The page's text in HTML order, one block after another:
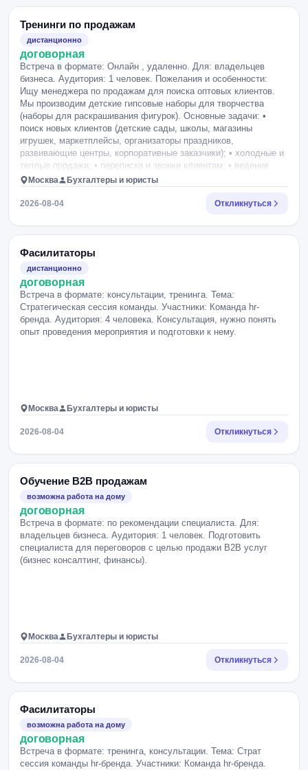
подготовиться к собеседованиям. Хочу научиться уверенно
рассказывать о себе, отвечать на сложные вопросы,
интервьюером. Глобальный результат: чтобы уверенная, ясная
и убедительная коммуникация стала моим естественным
навыком. Мне важно перестать испытывать постоянное
внутреннее напряжение во время разговора и ощущение, что
меня “разоблачают” из-за того, как я говорю.
Тренинги по продажам
дистанционно
договорная
Встреча в формате: Онлайн , удаленно. Для: владельцев
бизнеса. Аудитория: 1 человек. Пожелания и особенности:
Ищу менеджера по продажам для поиска оптовых клиентов.
Мы производим детские гипсовые наборы для творчества
(наборы для раскрашивания фигурок). Основные задачи: •
поиск новых клиентов (детские сады, школы, магазины
игрушек, маркетплейсы, организаторы праздников,
развивающие центры, корпоративные заказчики); • холодные и
теплые продажи; • переписка и звонки клиентам; • ведение
клиента до заключения сделки; • поиск новых каналов сбыта и
партнеров. Желателен опыт в B2B-продажах, умение
самостоятельно искать клиентов и доводить сделки до
Москва Бухгалтеры и юристы
2026-08-04 Откликнуться
Фасилитаторы
дистанционно
договорная
Встреча в формате: консультации, тренинга. Тема:
Стратегическая сессия команды. Участники: Команда hr-
бренда. Аудитория: 4 человека. Консультация, нужно понять
опыт проведения мероприятия и подготовки к нему.
Москва Бухгалтеры и юристы
2026-08-04 Откликнуться
Обучение B2B продажам
возможна работа на дому
договорная
Встреча в формате: по рекомендации специалиста. Для:
владельцев бизнеса. Аудитория: 1 человек. Подготовить
специалиста для переговоров с целью продажи B2B услуг
(бизнес консалтинг, финансы).
Москва Бухгалтеры и юристы
2026-08-04 Откликнуться
Фасилитаторы
возможна работа на дому
договорная
Встреча в формате: тренинга, консультации. Тема: Страт
сессия команды hr-бренда. Участники: Команда hr-бренда.